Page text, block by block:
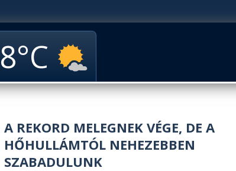
A REKORD MELEGNEK VÉGE, DE A
HŐHULLÁMTÓL NEHEZEBBEN
SZABADULUNK